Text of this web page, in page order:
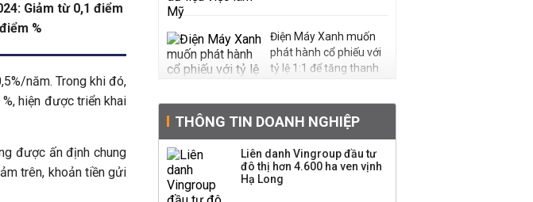
Giảm từ 0,1 điểm
%
năm. Trong khi đó,
hiện được triển khai
được ấn định chung
trên, khoản tiền gửi
Điện Máy Xanh muốn
phát hành cổ phiếu với
tỷ lệ 1:1 để tăng thanh
Quy hoạch 4 khu lấn
biển ở Phú Quốc
THÔNG TIN DOANH NGHIỆP
Liên danh Vingroup đầu tư
đô thị hơn 4.600 ha ven vịnh
Hạ Long